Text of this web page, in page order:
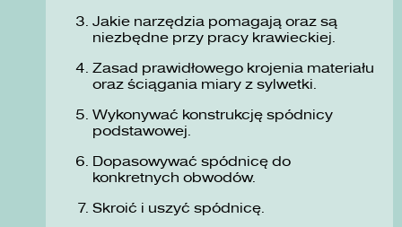
Jakie narzędzia pomagają oraz są
niezbędne przy pracy krawieckiej.
Zasad prawidłowego krojenia materiału
oraz ściągania miary z sylwetki.
Wykonywać konstrukcję spódnicy
podstawowej.
Dopasowywać spódnicę do
konkretnych obwodów.
Skroić i uszyć spódnicę.